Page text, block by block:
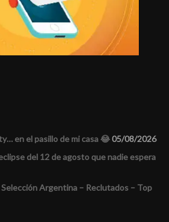
en el pasillo de mi casa 😂05/08/2026
del 12 de agosto que nadie espera
Argentina – Reclutados – Top